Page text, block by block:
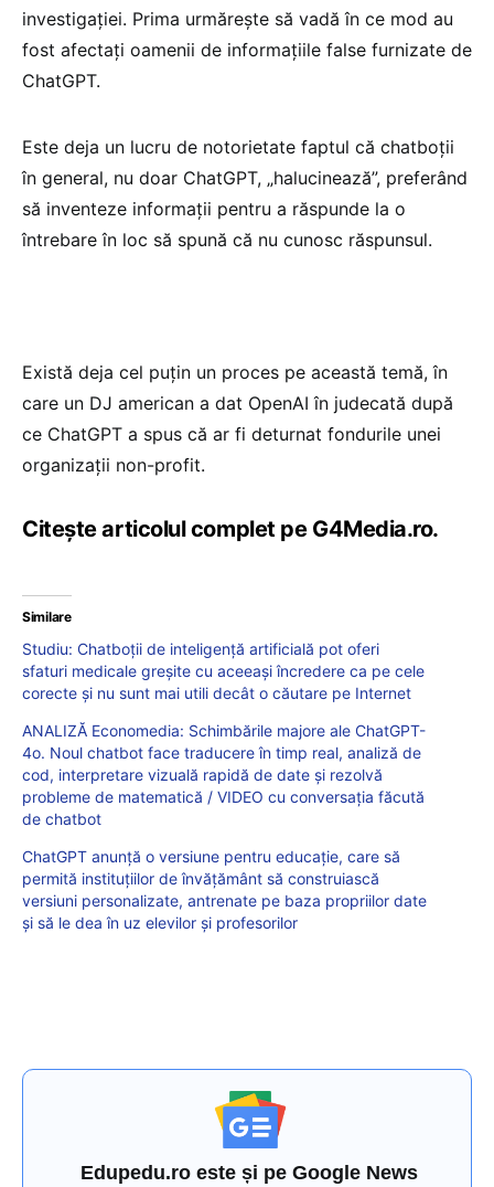
investigaţiei. Prima urmăreşte să vadă în ce mod au
fost afectaţi oamenii de informaţiile false furnizate de
ChatGPT.
Este deja un lucru de notorietate faptul că chatboţii
în general, nu doar ChatGPT, „halucinează”, preferând
să inventeze informaţii pentru a răspunde la o
întrebare în loc să spună că nu cunosc răspunsul.
Există deja cel puţin un proces pe această temă, în
care un DJ american a dat OpenAI în judecată după
ce ChatGPT a spus că ar fi deturnat fondurile unei
organizaţii non-profit.
Citește articolul complet pe G4Media.ro.
Similare
Studiu: Chatboții de inteligență artificială pot oferi
sfaturi medicale greșite cu aceeași încredere ca pe cele
corecte și nu sunt mai utili decât o căutare pe Internet
ANALIZĂ Economedia: Schimbările majore ale ChatGPT-
4o. Noul chatbot face traducere în timp real, analiză de
cod, interpretare vizuală rapidă de date și rezolvă
probleme de matematică / VIDEO cu conversația făcută
de chatbot
ChatGPT anunță o versiune pentru educaţie, care să
permită instituţiilor de învăţământ să construiască
versiuni personalizate, antrenate pe baza propriilor date
şi să le dea în uz elevilor şi profesorilor
Edupedu.ro este și pe Google News